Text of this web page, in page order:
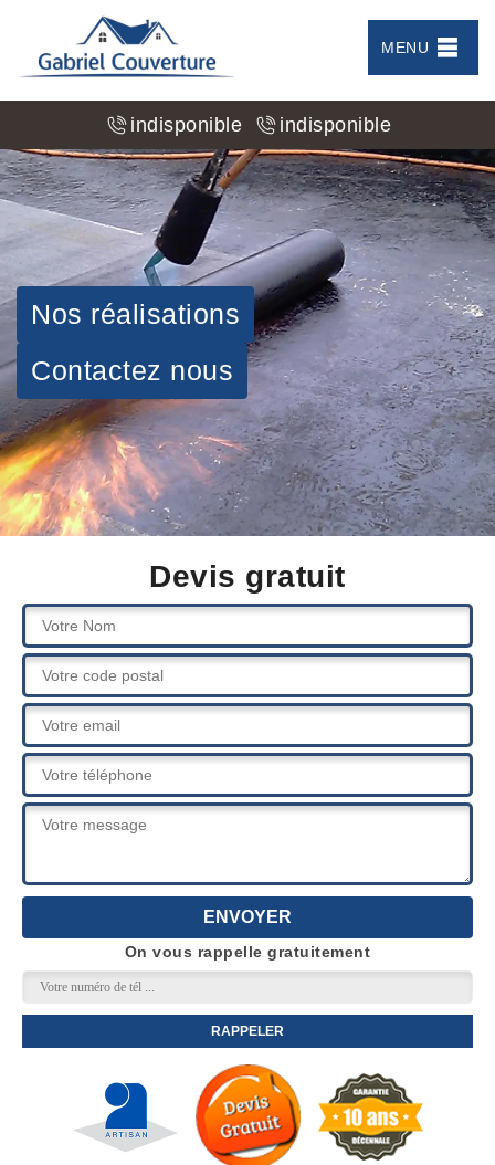
MENU
indisponible indisponible
Nos réalisations
Contactez nous
Devis gratuit
On vous rappelle gratuitement